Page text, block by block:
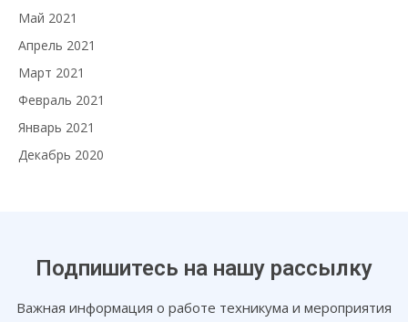
Май 2021
Апрель 2021
Март 2021
Февраль 2021
Январь 2021
Декабрь 2020
Подпишитесь на нашу рассылку
Важная информация о работе техникума и мероприятия